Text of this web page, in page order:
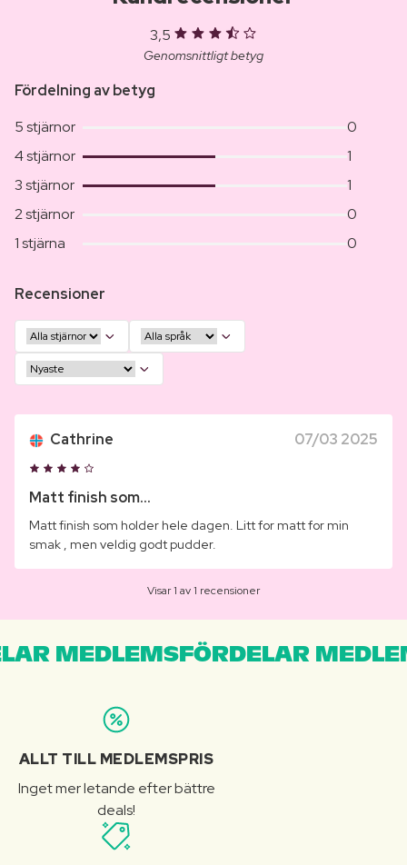
3,5
Genomsnittligt betyg
Fördelning av betyg
5 stjärnor
0
4 stjärnor
1
3 stjärnor
1
2 stjärnor
0
1 stjärna
0
Recensioner
Cathrine 07/03 2025
Matt finish som...
Matt finish som holder hele dagen. Litt for matt for min
smak , men veldig godt pudder.
Visar 1 av 1 recensioner
MEDLEMSFÖRDELAR
ALLT TILL MEDLEMSPRIS
Inget mer letande efter bättre
deals!